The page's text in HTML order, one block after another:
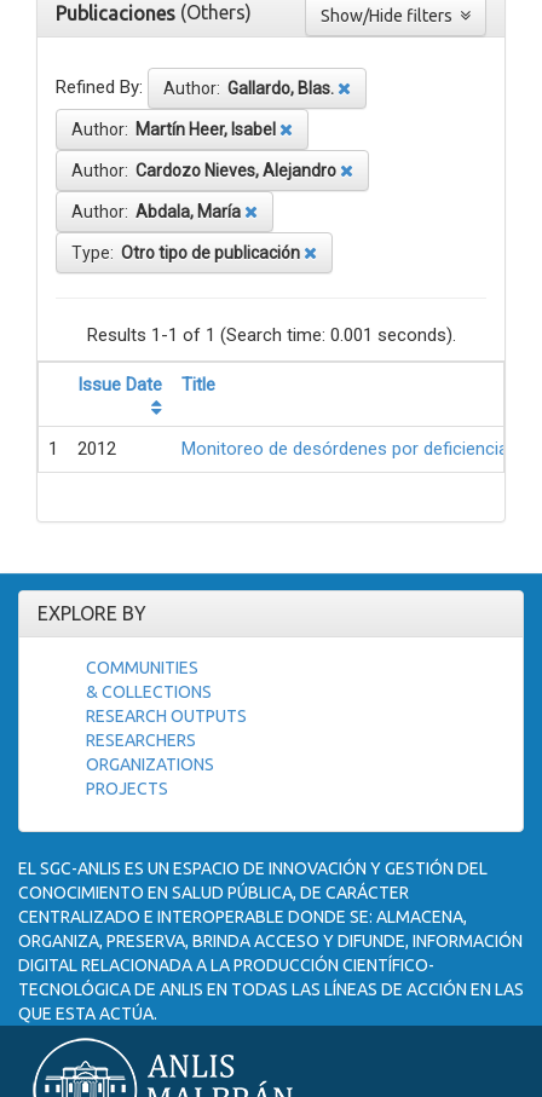
Publicaciones (Others)
Refined By: Author: Gallardo, Blas.
Author: Martín Heer, Isabel
Author: Cardozo Nieves, Alejandro
Author: Abdala, María
Type: Otro tipo de publicación
Results 1-1 of 1 (Search time: 0.001 seconds).
Issue Date Title
1 2012 Monitoreo de desórdenes por deficiencia
EXPLORE BY
COMMUNITIES
& COLLECTIONS
RESEARCH OUTPUTS
RESEARCHERS
ORGANIZATIONS
PROJECTS
EL SGC-ANLIS ES UN ESPACIO DE INNOVACIÓN Y GESTIÓN DEL
CONOCIMIENTO EN SALUD PÚBLICA, DE CARÁCTER
CENTRALIZADO E INTEROPERABLE DONDE SE: ALMACENA,
ORGANIZA, PRESERVA, BRINDA ACCESO Y DIFUNDE, INFORMACIÓN
DIGITAL RELACIONADA A LA PRODUCCIÓN CIENTÍFICO-
TECNOLÓGICA DE ANLIS EN TODAS LAS LÍNEAS DE ACCIÓN EN LAS
QUE ESTA ACTÚA.